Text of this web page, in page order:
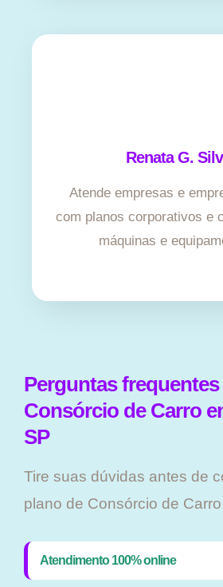
Renata G.
Atende empresas e
com planos corporativos e
máquinas e
Perguntas
Consórcio de Carro
SP
Tire suas dúvidas antes de
plano ​de Consórcio de
Atendimento 100% online